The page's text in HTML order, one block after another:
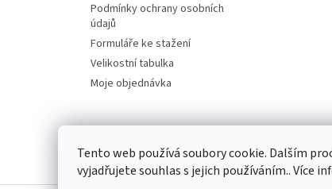
Tento web používá soubory cookie. Dalším
vyjadřujete souhlas s jejich používáním.. Více
Podmínky ochrany osobních
údajů
Formuláře ke stažení
Velikostní tabulka
Moje objednávka